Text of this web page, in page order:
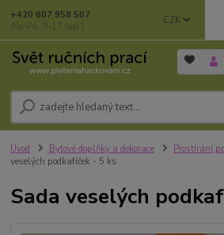
CZK
+420 607 958 507
(Po-Pá, 9-17 hod.)
Úvod Bytové doplňky a dekorace
veselých podkafíček - 5 ks
Sada veselých